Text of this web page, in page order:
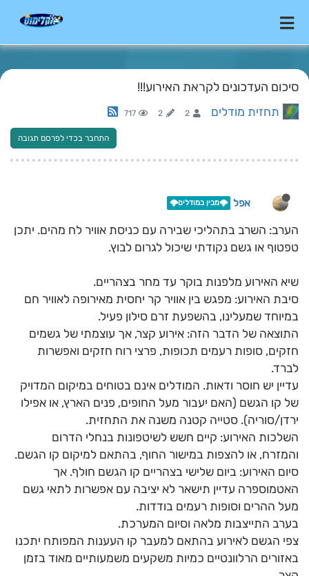
סיכום העדכונים לקראת האירוע!!!
תחזית מודלים 2
2
717
התחבר בכדי לפרסם תגובה
אפל 🌩️מבין במודלים🌩️
הערב: השרב בתהליכי שבירה עם כניסת אוויר לח מהים. יתכן
טפטוף או גשם נקודתי שיכול לגרום לבוץ.
שיא האירוע מלפנות בוקר עד מחר בצהריים.
​סיבת האירוע: מפגש בין אוויר קר יחסית מאירופה לאוויר חם
במיוחד שמעלינו, בהשפעת זרם סילון פעיל.
​התוצאה של הדבר הזה: אירוע קצר, אך עוצמתי של גשמים
חזקים, סופות רעמים תכופות, פרצי רוח חזקים ואפשרות
לברד.
​עדיין יש חוסר ודאות. המודלים אינם בטוחים במיקום המדויק
של קו הגשם (האם יעבור מעל החופים, פנים הארץ, או אפילו
ירדן/סוריה). סטייה קטנה משנה את התחזית.
​השלכות האירוע: קיים חשש לשיטפונות בנחלי הדרום
והמזרח, או להצפות במישור החוף, בהתאם למיקום קו הגשם.
סיום האירוע: ביום שלישי בצהריים קו הגשם חולף. אך
האטמוספרה עדיין תישאר לא יציבה עם אפשרות לתאי גשם
מעל ההרים וסופות רעמים בודדות.
בערב התייצבות מלאה וסיום המערכת.
צפי הגשם לאירוע בהתאם למעבר קו העענות המפותח יתכנו
באזורים הרלוונטיים כמיות משקעים משמעותיים מאוד בזמן